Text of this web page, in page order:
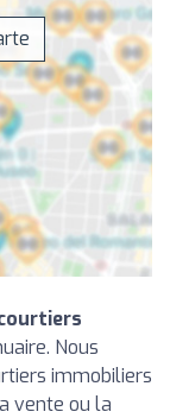
Nous
immobiliers
vente ou la